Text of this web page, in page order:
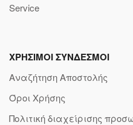
Service
ΧΡΗΣΙΜΟΙ ΣΥΝΔΕΣΜΟΙ
Αναζήτηση Αποστολής
Όροι Χρήσης
Πολιτική διαχείρισης